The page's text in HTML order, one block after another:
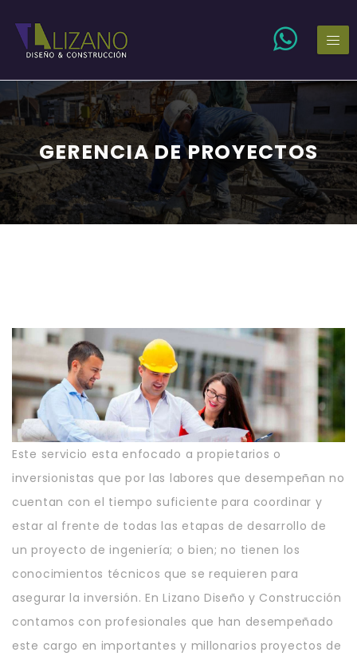
GERENCIA DE PROYECTOS
Este servicio esta enfocado a propietarios o
inversionistas que por las labores que desempeñan no
cuentan con el tiempo suficiente para coordinar y
estar al frente de todas las etapas de desarrollo de
un proyecto de ingeniería; o bien; no tienen los
conocimientos técnicos que se requieren para
asegurar la inversión. En Lizano Diseño y Construcción
contamos con profesionales que han desempeñado
este cargo en importantes y millonarios proyectos de